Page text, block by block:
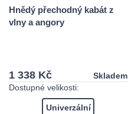
Hnědý přechodný kabát z
vlny a angory
1 338 Kč
Skladem
Dostupné velikosti:
Univerzální